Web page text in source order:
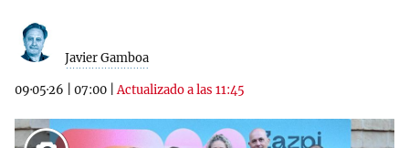
Javier Gamboa
09·05·26 07:00 |Actualizado a las 11:45